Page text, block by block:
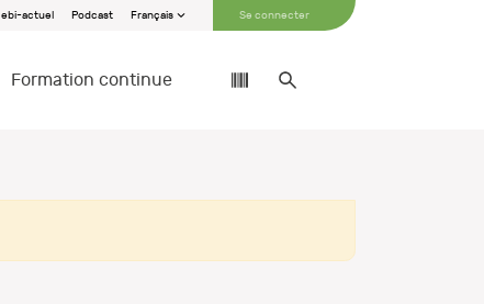
ebi-actuel Podcast Français Se connecter
Formation continue